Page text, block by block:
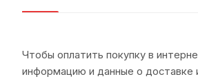
Чтобы оплатить покупку в
информацию и данные о доставке